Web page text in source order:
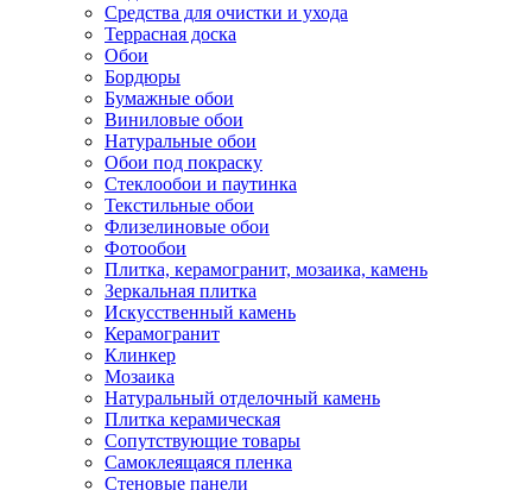
Средства для очистки и ухода
Террасная доска
Обои
Бордюры
Бумажные обои
Виниловые обои
Натуральные обои
Обои под покраску
Стеклообои и паутинка
Текстильные обои
Флизелиновые обои
Фотообои
Плитка, керамогранит, мозаика, камень
Зеркальная плитка
Искусственный камень
Керамогранит
Клинкер
Мозаика
Натуральный отделочный камень
Плитка керамическая
Сопутствующие товары
Самоклеящаяся пленка
Стеновые панели